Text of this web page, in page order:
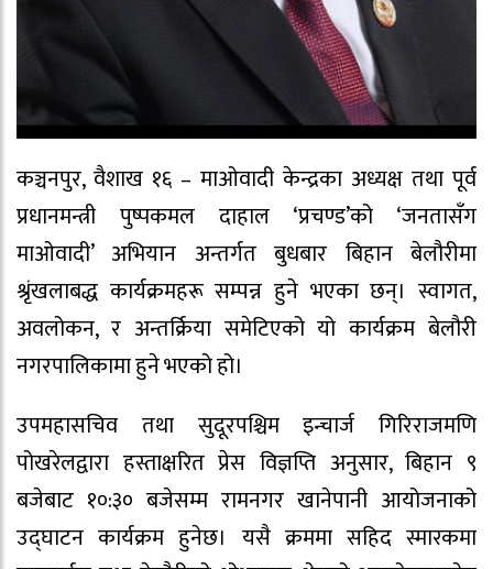
कञ्चनपुर, वैशाख १६ – माओवादी केन्द्रका अध्यक्ष तथा पूर्व
प्रधानमन्त्री पुष्पकमल दाहाल ‘प्रचण्ड’को ‘जनतासँग
माओवादी’ अभियान अन्तर्गत बुधबार बिहान बेलौरीमा
श्रृंखलाबद्ध कार्यक्रमहरू सम्पन्न हुने भएका छन्। स्वागत,
अवलोकन, र अन्तर्क्रिया समेटिएको यो कार्यक्रम बेलौरी
नगरपालिकामा हुने भएको हो।
उपमहासचिव तथा सुदूरपश्चिम इन्चार्ज गिरिराजमणि
पोखरेलद्वारा हस्ताक्षरित प्रेस विज्ञप्ति अनुसार, बिहान ९
बजेबाट १०:३० बजेसम्म रामनगर खानेपानी आयोजनाको
उद्घाटन कार्यक्रम हुनेछ। यसै क्रममा सहिद स्मारकमा